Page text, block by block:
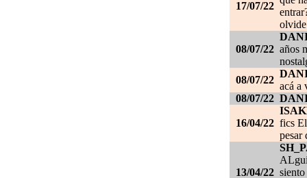
17/07/22
08/07/22 años
08/07/22
acá a
08/07/22
16/04/22 fics
pesar
13/04/22